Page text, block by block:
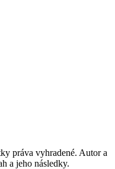
práva vyhradené. Autor a
a jeho následky.